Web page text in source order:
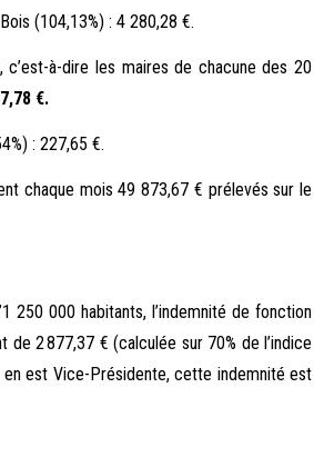
(104,13%) : 4 280,28 €.
à-dire les maires de chacune des 20
€.
: 227,65 €.
chaque mois 49 873,67 € prélevés sur le
250 000 habitants, l’indemnité de fonction
2 877,37 € (calculée sur 70% de l’indice
est Vice-Présidente, cette indemnité est